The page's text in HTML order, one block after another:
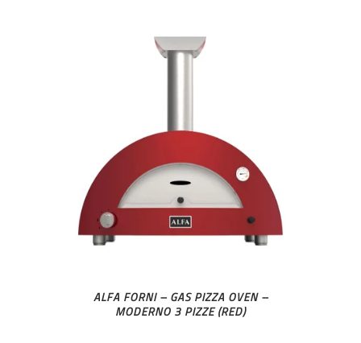
ALFA FORNI – GAS PIZZA OVEN –
MODERNO 3 PIZZE (RED)